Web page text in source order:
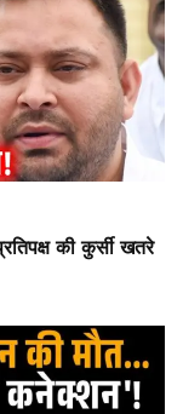
की कुर्सी खतरे